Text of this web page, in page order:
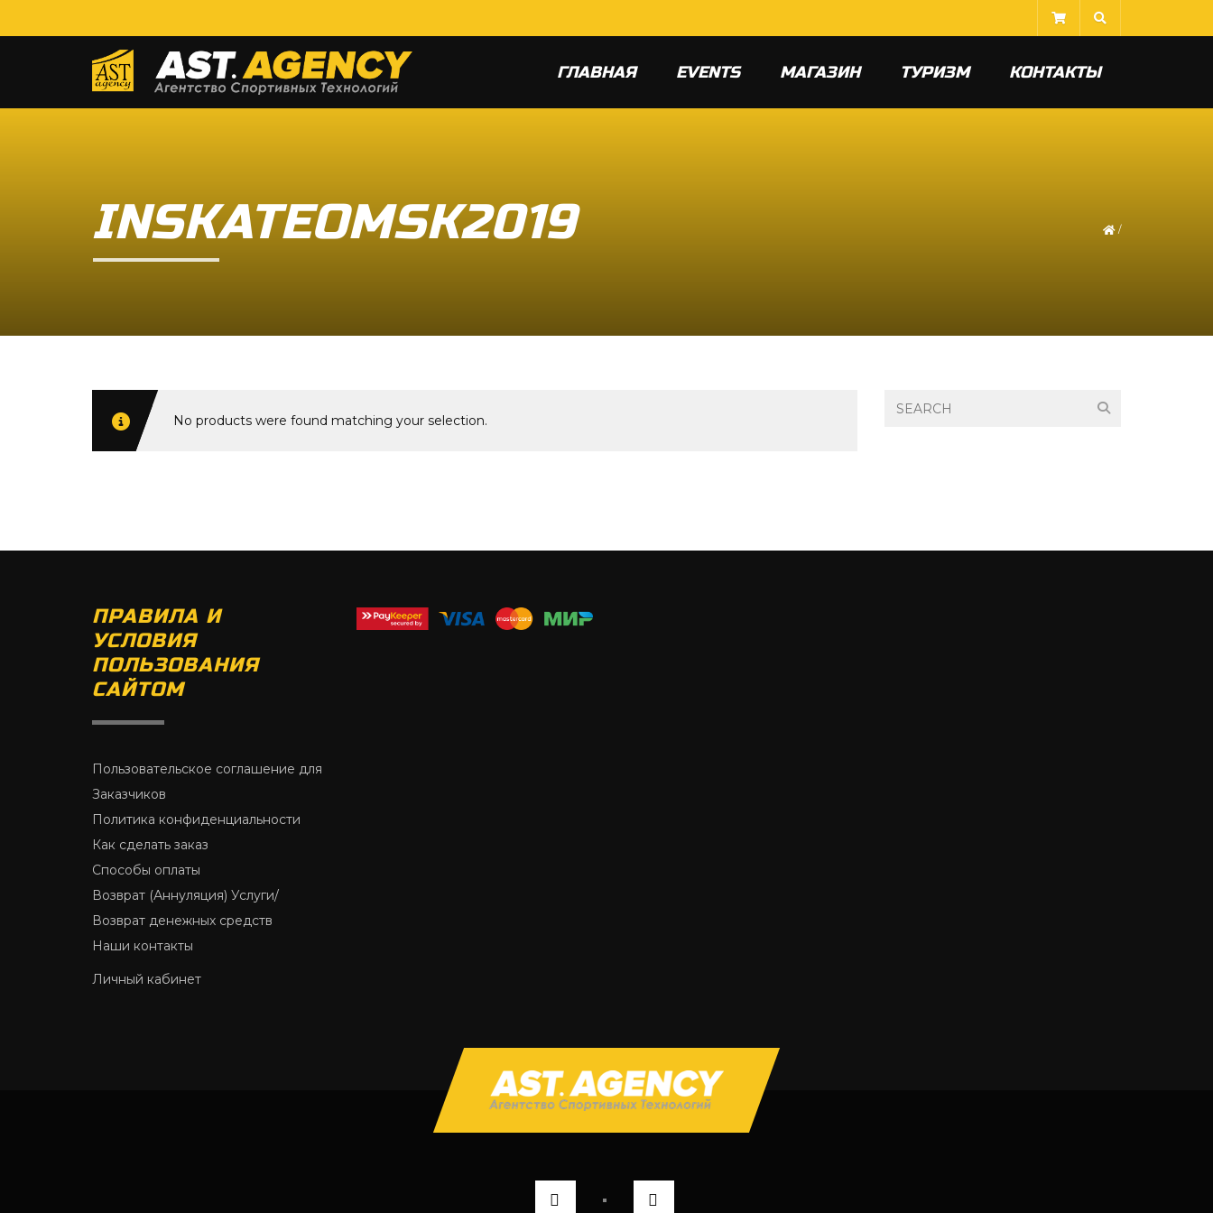
ГЛАВНАЯ EVENTS МАГАЗИН ТУРИЗМ КОНТАКТЫ
INSKATEOMSK2019 /
No products were found matching your selection.
ПРАВИЛА И
УСЛОВИЯ
ПОЛЬЗОВАНИЯ
САЙТОМ
Пользовательское соглашение для
Заказчиков
Политика конфиденциальности
Как сделать заказ
Способы оплаты
Возврат (Аннуляция) Услуги/
Возврат денежных средств
Наши контакты
Личный кабинет